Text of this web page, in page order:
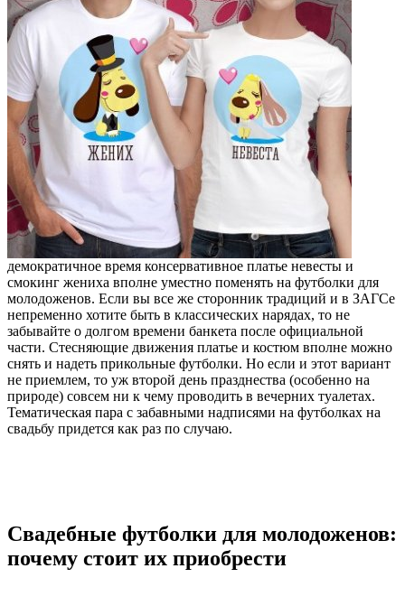
демократичное время консервативное платье невесты и
смокинг жениха вполне уместно поменять на футболки для
молодоженов. Если вы все же сторонник традиций и в ЗАГСе
непременно хотите быть в классических нарядах, то не
забывайте о долгом времени банкета после официальной
части. Стесняющие движения платье и костюм вполне можно
снять и надеть прикольные футболки. Но если и этот вариант
не приемлем, то уж второй день празднества (особенно на
природе) совсем ни к чему проводить в вечерних туалетах.
Тематическая пара с забавными надписями на футболках на
свадьбу придется как раз по случаю.
Свадебные футболки для молодоженов:
почему стоит их приобрести